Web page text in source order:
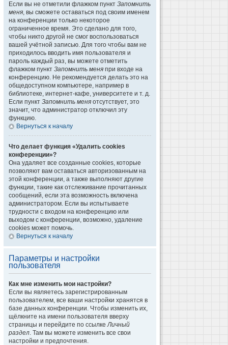
Если вы не отметили флажком пункт Запомнить
меня, вы сможете оставаться под своим именем
на конференции только некоторое
ограниченное время. Это сделано для того,
чтобы никто другой не смог воспользоваться
вашей учётной записью. Для того чтобы вам не
приходилось вводить имя пользователя и
пароль каждый раз, вы можете отметить
флажком пункт Запомнить меня при входе на
конференцию. Не рекомендуется делать это на
общедоступном компьютере, например в
библиотеке, интернет-кафе, университете и т. д.
Если пункт Запомнить меня отсутствует, это
значит, что администратор отключил эту
функцию.
Вернуться к началу
Что делает функция «Удалить cookies
конференции»?
Она удаляет все созданные cookies, которые
позволяют вам оставаться авторизованным на
этой конференции, а также выполняют другие
функции, такие как отслеживание прочитанных
сообщений, если эта возможность включена
администратором. Если вы испытываете
трудности с входом на конференцию или
выходом с конференции, возможно, удаление
cookies может помочь.
Вернуться к началу
Параметры и настройки
пользователя
Как мне изменить мои настройки?
Если вы являетесь зарегистрированным
пользователем, все ваши настройки хранятся в
базе данных конференции. Чтобы изменить их,
щёлкните на имени пользователя вверху
страницы и перейдите по ссылкеЛичный
раздел. Там вы можете изменить все свои
настройки и предпочтения.